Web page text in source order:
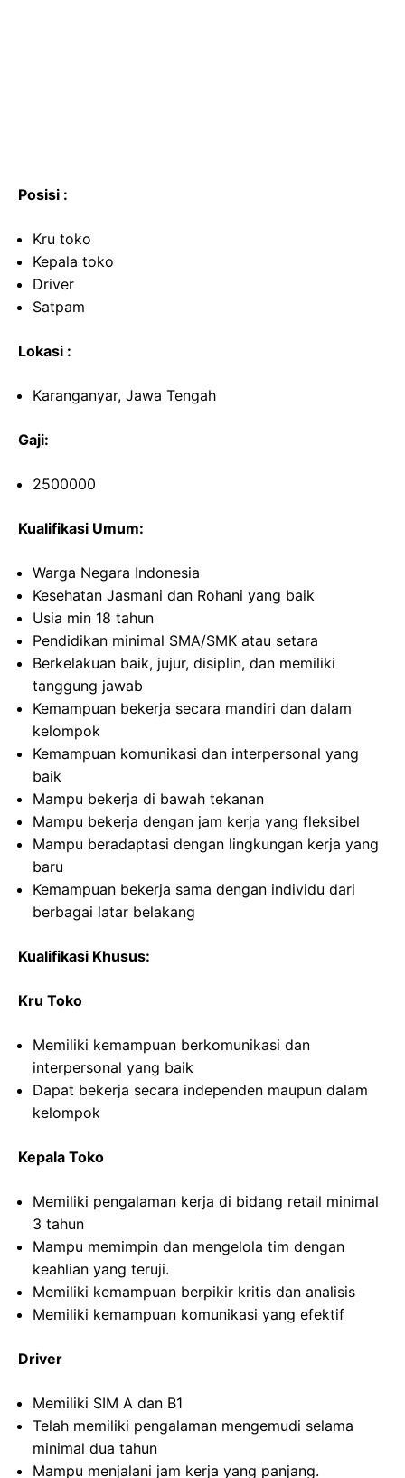
Posisi :
Kru toko
Kepala toko
Driver
Satpam
Lokasi :
Karanganyar, Jawa Tengah
Gaji:
2500000
Kualifikasi Umum:
Warga Negara Indonesia
Kesehatan Jasmani dan Rohani yang baik
Usia min 18 tahun
Pendidikan minimal SMA/SMK atau setara
Berkelakuan baik, jujur, disiplin, dan memiliki
tanggung jawab
Kemampuan bekerja secara mandiri dan dalam
kelompok
Kemampuan komunikasi dan interpersonal yang
baik
Mampu bekerja di bawah tekanan
Mampu bekerja dengan jam kerja yang fleksibel
Mampu beradaptasi dengan lingkungan kerja yang
baru
Kemampuan bekerja sama dengan individu dari
berbagai latar belakang
Kualifikasi Khusus:
Kru Toko
Memiliki kemampuan berkomunikasi dan
interpersonal yang baik
Dapat bekerja secara independen maupun dalam
kelompok
Kepala Toko
Memiliki pengalaman kerja di bidang retail minimal
3 tahun
Mampu memimpin dan mengelola tim dengan
keahlian yang teruji.
Memiliki kemampuan berpikir kritis dan analisis
Memiliki kemampuan komunikasi yang efektif
Driver
Memiliki SIM A dan B1
Telah memiliki pengalaman mengemudi selama
minimal dua tahun
Mampu menjalani jam kerja yang panjang.